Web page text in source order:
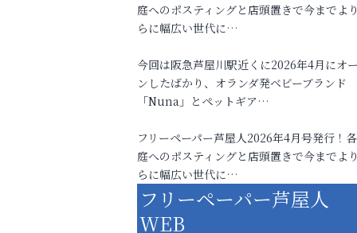
庭へのポスティングと店頭置きで今までよ
らに幅広い世代に…
今回は阪急芦屋川駅近くに2026年4月にオ
ンしたばかり、オランダ発ベビーブランド
「Nuna」とペットギア…
フリーペーパー芦屋人2026年4月号発行！
庭へのポスティングと店頭置きで今までよ
らに幅広い世代に…
フリーペーパー芦屋人
WEB